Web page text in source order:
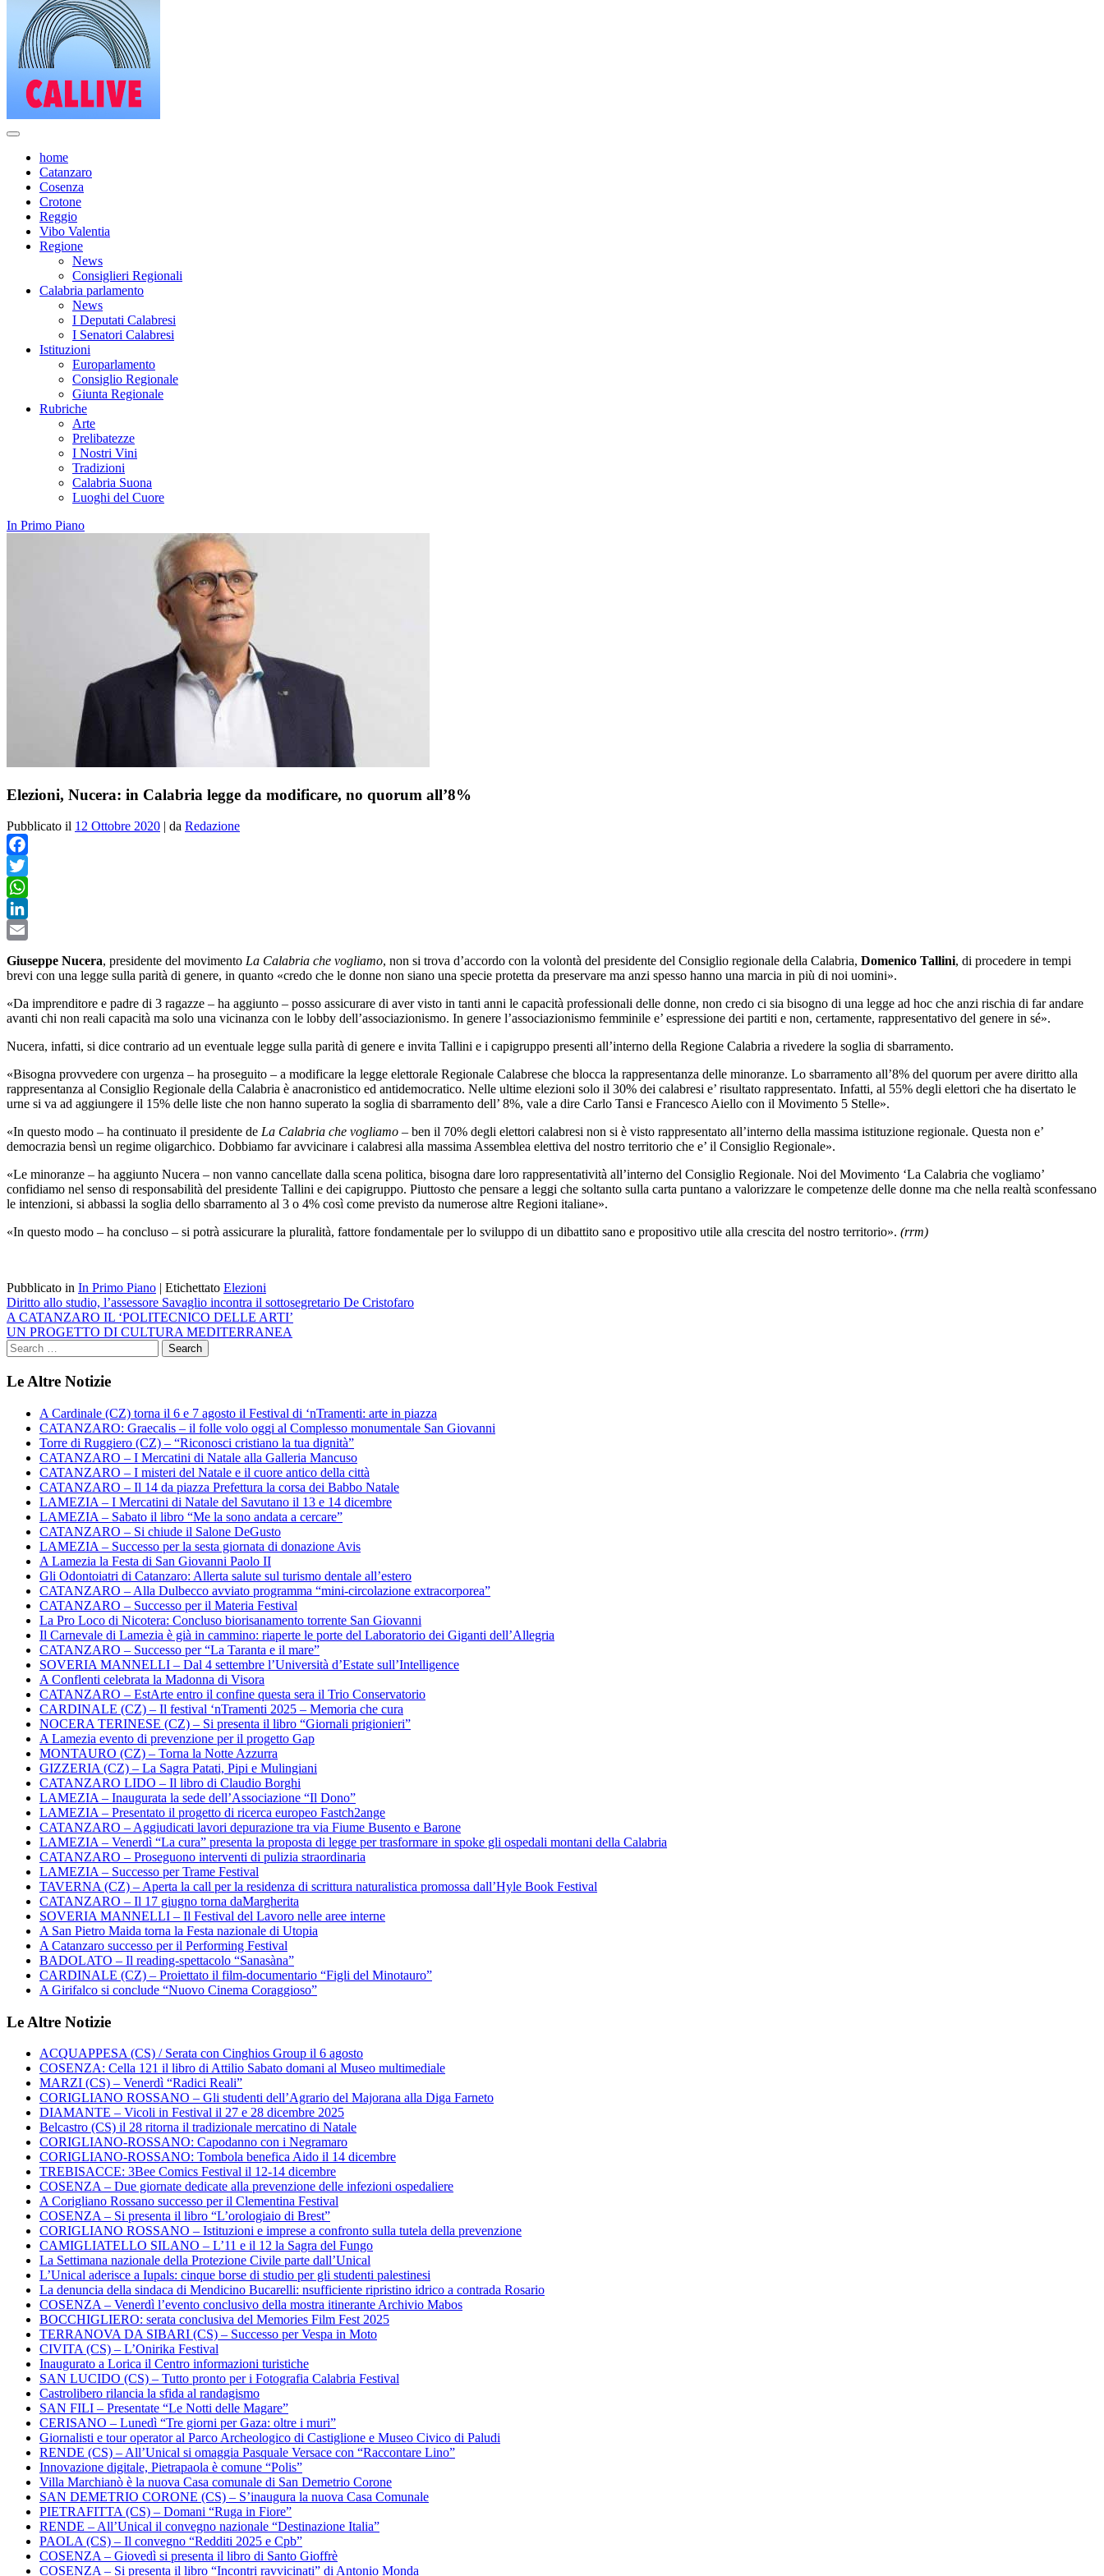
home
Catanzaro
Cosenza
Crotone
Reggio
Vibo Valentia
Regione
News
Consiglieri Regionali
Calabria parlamento
News
I Deputati Calabresi
I Senatori Calabresi
Istituzioni
Europarlamento
Consiglio Regionale
Giunta Regionale
Rubriche
Arte
Prelibatezze
I Nostri Vini
Tradizioni
Calabria Suona
Luoghi del Cuore
In Primo Piano
Elezioni, Nucera: in Calabria legge da modificare, no quorum all’8%
Pubblicato il 12 Ottobre 2020 | da Redazione
Facebook
Twitter
WhatsApp
LinkedIn
Giuseppe Nucera, presidente del movimento La Calabria che vogliamo, non si trova d’accordo con la volontà del presidente del Consiglio regionale della Calabria, Domenico Tallini, di procedere in tempi
brevi con una legge sulla parità di genere, in quanto «credo che le donne non siano una specie protetta da preservare ma anzi spesso hanno una marcia in più di noi uomini».
«Da imprenditore e padre di 3 ragazze – ha aggiunto – posso assicurare di aver visto in tanti anni le capacità professionali delle donne, non credo ci sia bisogno di una legge ad hoc che anzi rischia di far andare
avanti chi non reali capacità ma solo una vicinanza con le lobby dell’associazionismo. In genere l’associazionismo femminile e’ espressione dei partiti e non, certamente, rappresentativo del genere in sé».
Nucera, infatti, si dice contrario ad un eventuale legge sulla parità di genere e invita Tallini e i capigruppo presenti all’interno della Regione Calabria a rivedere la soglia di sbarramento.
«Bisogna provvedere con urgenza – ha proseguito – a modificare la legge elettorale Regionale Calabrese che blocca la rappresentanza delle minoranze. Lo sbarramento all’8% del quorum per avere diritto alla
rappresentanza al Consiglio Regionale della Calabria è anacronistico ed antidemocratico. Nelle ultime elezioni solo il 30% dei calabresi e’ risultato rappresentato. Infatti, al 55% degli elettori che ha disertato le
urne si va ad aggiungere il 15% delle liste che non hanno superato la soglia di sbarramento dell’ 8%, vale a dire Carlo Tansi e Francesco Aiello con il Movimento 5 Stelle».
«In questo modo – ha continuato il presidente de La Calabria che vogliamo – ben il 70% degli elettori calabresi non si è visto rappresentato all’interno della massima istituzione regionale. Questa non e’
democrazia bensì un regime oligarchico. Dobbiamo far avvicinare i calabresi alla massima Assemblea elettiva del nostro territorio che e’ il Consiglio Regionale».
«Le minoranze – ha aggiunto Nucera – non vanno cancellate dalla scena politica, bisogna dare loro rappresentatività all’interno del Consiglio Regionale. Noi del Movimento ‘La Calabria che vogliamo’
confidiamo nel senso di responsabilità del presidente Tallini e dei capigruppo. Piuttosto che pensare a leggi che soltanto sulla carta puntano a valorizzare le competenze delle donne ma che nella realtà sconfessano
le intenzioni, si abbassi la soglia dello sbarramento al 3 o 4% così come previsto da numerose altre Regioni italiane».
«In questo modo – ha concluso – si potrà assicurare la pluralità, fattore fondamentale per lo sviluppo di un dibattito sano e propositivo utile alla crescita del nostro territorio». (rrm)
Pubblicato in In Primo Piano | Etichettato Elezioni
Navigazione
articoli
Diritto allo studio, l’assessore Savaglio incontra il sottosegretario De Cristofaro
A CATANZARO IL ‘POLITECNICO DELLE ARTI’
UN PROGETTO DI CULTURA MEDITERRANEA
Le Altre Notizie
A Cardinale (CZ) torna il 6 e 7 agosto il Festival di ‘nTramenti: arte in piazza
CATANZARO: Graecalis – il folle volo oggi al Complesso monumentale San Giovanni
Torre di Ruggiero (CZ) – “Riconosci cristiano la tua dignità”
CATANZARO – I Mercatini di Natale alla Galleria Mancuso
CATANZARO – I misteri del Natale e il cuore antico della città
CATANZARO – Il 14 da piazza Prefettura la corsa dei Babbo Natale
LAMEZIA – I Mercatini di Natale del Savutano il 13 e 14 dicembre
LAMEZIA – Sabato il libro “Me la sono andata a cercare”
CATANZARO – Si chiude il Salone DeGusto
LAMEZIA – Successo per la sesta giornata di donazione Avis
A Lamezia la Festa di San Giovanni Paolo II
Gli Odontoiatri di Catanzaro: Allerta salute sul turismo dentale all’estero
CATANZARO – Alla Dulbecco avviato programma “mini-circolazione extracorporea”
CATANZARO – Successo per il Materia Festival
La Pro Loco di Nicotera: Concluso biorisanamento torrente San Giovanni
Il Carnevale di Lamezia è già in cammino: riaperte le porte del Laboratorio dei Giganti dell’Allegria
CATANZARO – Successo per “La Taranta e il mare”
SOVERIA MANNELLI – Dal 4 settembre l’Università d’Estate sull’Intelligence
A Conflenti celebrata la Madonna di Visora
CATANZARO – EstArte entro il confine questa sera il Trio Conservatorio
CARDINALE (CZ) – Il festival ‘nTramenti 2025 – Memoria che cura
NOCERA TERINESE (CZ) – Si presenta il libro “Giornali prigionieri”
A Lamezia evento di prevenzione per il progetto Gap
MONTAURO (CZ) – Torna la Notte Azzurra
GIZZERIA (CZ) – La Sagra Patati, Pipi e Mulingiani
CATANZARO LIDO – Il libro di Claudio Borghi
LAMEZIA – Inaugurata la sede dell’Associazione “Il Dono”
LAMEZIA – Presentato il progetto di ricerca europeo Fastch2ange
CATANZARO – Aggiudicati lavori depurazione tra via Fiume Busento e Barone
LAMEZIA – Venerdì “La cura” presenta la proposta di legge per trasformare in spoke gli ospedali montani della Calabria
CATANZARO – Proseguono interventi di pulizia straordinaria
LAMEZIA – Successo per Trame Festival
TAVERNA (CZ) – Aperta la call per la residenza di scrittura naturalistica promossa dall’Hyle Book Festival
CATANZARO – Il 17 giugno torna daMargherita
SOVERIA MANNELLI – Il Festival del Lavoro nelle aree interne
A San Pietro Maida torna la Festa nazionale di Utopia
A Catanzaro successo per il Performing Festival
BADOLATO – Il reading-spettacolo “Sanasàna”
CARDINALE (CZ) – Proiettato il film-documentario “Figli del Minotauro”
A Girifalco si conclude “Nuovo Cinema Coraggioso”
Le Altre Notizie
ACQUAPPESA (CS) / Serata con Cinghios Group il 6 agosto
COSENZA: Cella 121 il libro di Attilio Sabato domani al Museo multimediale
MARZI (CS) – Venerdì “Radici Reali”
CORIGLIANO ROSSANO – Gli studenti dell’Agrario del Majorana alla Diga Farneto
DIAMANTE – Vicoli in Festival il 27 e 28 dicembre 2025
Belcastro (CS) il 28 ritorna il tradizionale mercatino di Natale
CORIGLIANO-ROSSANO: Capodanno con i Negramaro
CORIGLIANO-ROSSANO: Tombola benefica Aido il 14 dicembre
TREBISACCE: 3Bee Comics Festival il 12-14 dicembre
COSENZA – Due giornate dedicate alla prevenzione delle infezioni ospedaliere
A Corigliano Rossano successo per il Clementina Festival
COSENZA – Si presenta il libro “L’orologiaio di Brest”
CORIGLIANO ROSSANO – Istituzioni e imprese a confronto sulla tutela della prevenzione
CAMIGLIATELLO SILANO – L’11 e il 12 la Sagra del Fungo
La Settimana nazionale della Protezione Civile parte dall’Unical
L’Unical aderisce a Iupals: cinque borse di studio per gli studenti palestinesi
La denuncia della sindaca di Mendicino Bucarelli: nsufficiente ripristino idrico a contrada Rosario
COSENZA – Venerdì l’evento conclusivo della mostra itinerante Archivio Mabos
BOCCHIGLIERO: serata conclusiva del Memories Film Fest 2025
TERRANOVA DA SIBARI (CS) – Successo per Vespa in Moto
CIVITA (CS) – L’Onirika Festival
Inaugurato a Lorica il Centro informazioni turistiche
SAN LUCIDO (CS) – Tutto pronto per i Fotografia Calabria Festival
Castrolibero rilancia la sfida al randagismo
SAN FILI – Presentate “Le Notti delle Magare”
CERISANO – Lunedì “Tre giorni per Gaza: oltre i muri”
Giornalisti e tour operator al Parco Archeologico di Castiglione e Museo Civico di Paludi
RENDE (CS) – All’Unical si omaggia Pasquale Versace con “Raccontare Lino”
Innovazione digitale, Pietrapaola è comune “Polis”
Villa Marchianò è la nuova Casa comunale di San Demetrio Corone
SAN DEMETRIO CORONE (CS) – S’inaugura la nuova Casa Comunale
PIETRAFITTA (CS) – Domani “Ruga in Fiore”
RENDE – All’Unical il convegno nazionale “Destinazione Italia”
PAOLA (CS) – Il convegno “Redditi 2025 e Cpb”
COSENZA – Giovedì si presenta il libro di Santo Gioffrè
COSENZA – Si presenta il libro “Incontri ravvicinati” di Antonio Monda